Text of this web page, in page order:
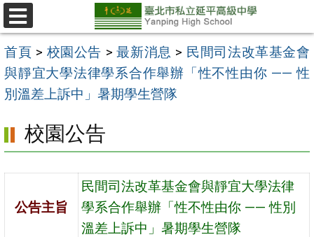
跳
至
主
要
內
選
單
首頁 > 校園公告 >最新消息 > 民間司法改革基金會
與靜宜大學法律學系合作舉辦「性不性由你 —— 性
別溫差上訴中」暑期學生營隊
校園公告
公告主旨
民間司法改革基金會與靜宜大學法律
學系合作舉辦「性不性由你 —— 性別
溫差上訴中」暑期學生營隊